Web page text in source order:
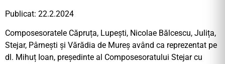
Publicat: 22.2.2024
Composesoratele Căpruța, Lupești, Nicolae Bălcescu, Julița,
Stejar, Pârnești și Vărădia de Mureș având ca reprezentat pe
dl. Mihuț Ioan, președinte al Composesoratului Stejar cu